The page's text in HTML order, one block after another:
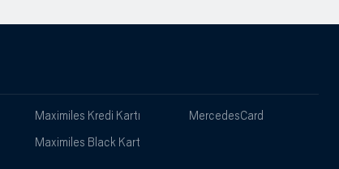
Maximiles Kredi Kartı
MercedesCard
Maximiles Black Kart